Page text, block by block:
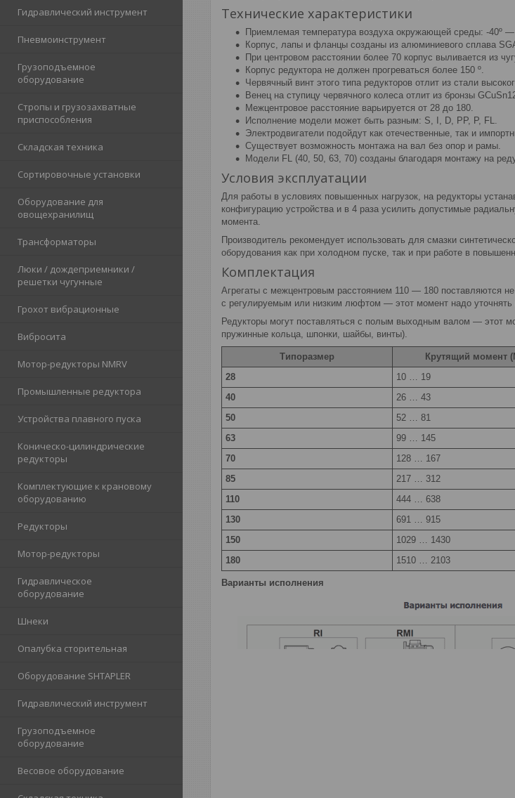
Гидравлический инструмент
Пневмоинструмент
Грузоподъемное
оборудование
Стропы и грузозахватные
приспособления
Складская техника
Сортировочные установки
Оборудование для
овощехранилищ
Трансформаторы
Люки / дождеприемники /
решетки чугунные
Грохот вибрационные
Вибросита
Мотор-редукторы NMRV
Промышленные редуктора
Устройства плавного пуска
Коническо-цилиндрические
редукторы
Комплектующие к крановому
оборудованию
Редукторы
Мотор-редукторы
Гидравлическое
оборудование
Шнеки
Опалубка сторительная
Оборудование SHTAPLER
Гидравлический инструмент
Грузоподъемное
оборудование
Весовое оборудование
Технические характеристики
Приемлемая температура воздуха окружающей среды: -40º —
Корпус, лапы и фланцы созданы из алюминиевого сплава
При центровом расстоянии более 70 корпус выливается из
Корпус редуктора не должен прогреваться более 150 º.
Червячный винт этого типа редукторов отлит из стали
Венец на ступицу червячного колеса отлит из бронзы
Межцентровое расстояние варьируется от 28 до 180.
Исполнение модели может быть разным: S, I, D, PP, P, FL.
Электродвигатели подойдут как отечественные, так и
Существует возможность монтажа на вал без опор и рамы.
Модели FL (40, 50, 63, 70) созданы благодаря монтажу на
Условия эксплуатации
Для работы в условиях повышенных нагрузок, на редукторы
конфигурацию устройства и в 4 раза усилить допустимые
момента.
Производитель рекомендует использовать для смазки
оборудования как при холодном пуске, так и при работе в
Комплектация
Агрегаты с межцентровым расстоянием 110 — 180 поставляются
с регулируемым или низким люфтом — этот момент надо уточнять
Редукторы могут поставляться с полым выходным валом — этот
пружинные кольца, шпонки, шайбы, винты).
Типоразмер Крутящий момент
28
10 … 19
40
26 … 43
50
52 … 81
63
99 … 145
70
128 … 167
85
217 … 312
110
444 … 638
130
691 … 915
150
1029 … 1430
180
1510 … 2103
Варианты исполнения